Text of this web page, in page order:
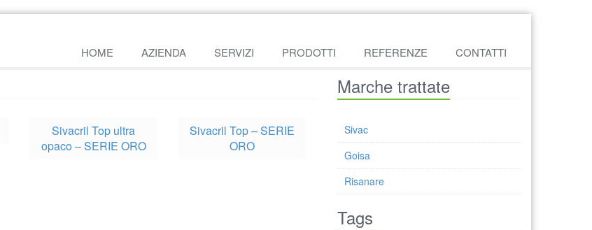
HOME AZIENDA SERVIZI PRODOTTI REFERENZE CONTATTI
Sivacril Top ultra
opaco – SERIE ORO
Sivacril Top – SERIE
ORO
Marche trattate
Sivac
Goisa
Risanare
Tags